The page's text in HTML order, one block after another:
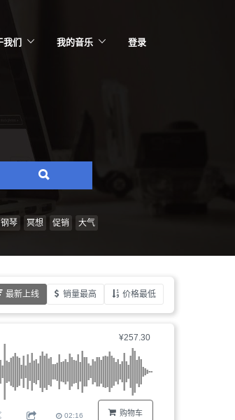
我们 我的音乐 登录
搜
情
风
乐
件
编
钢琴 冥想 促销 大气
最新上线 销量最高 价格最低
¥257.30
购物车
02:16